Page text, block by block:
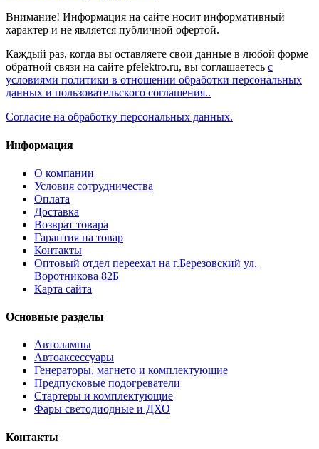
Внимание! Информация на сайте носит информативный
характер и не является публичной офертой.
Каждый раз, когда вы оставляете свои данные в любой форме
обратной связи на сайте pfelektro.ru, вы соглашаетесь с
условиями политики в отношении обработки персональных
данных и пользовательского соглашения..
Согласие на обработку персональных данных.
Информация
О компании
Условия сотрудничества
Оплата
Доставка
Возврат товара
Гарантия на товар
Контакты
Оптовый отдел переехал на г.Березовский ул.
Воротникова 82Б
Карта сайта
Основные разделы
Автолампы
Автоаксессуары
Генераторы, магнето и комплектующие
Предпусковые подогреватели
Стартеры и комплектующие
Фары светодиодные и ДХО
Контакты